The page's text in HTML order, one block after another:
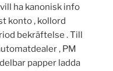
ha kanonisk info
konto , kollord
bekräftelse . Till
, PM
papper ladda